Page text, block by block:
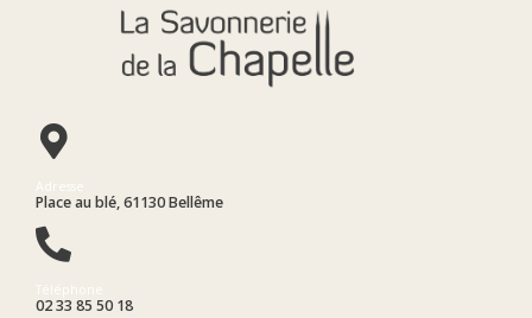
Adresse
Place au blé, 61130 Bellême
Téléphone
02 33 85 50 18